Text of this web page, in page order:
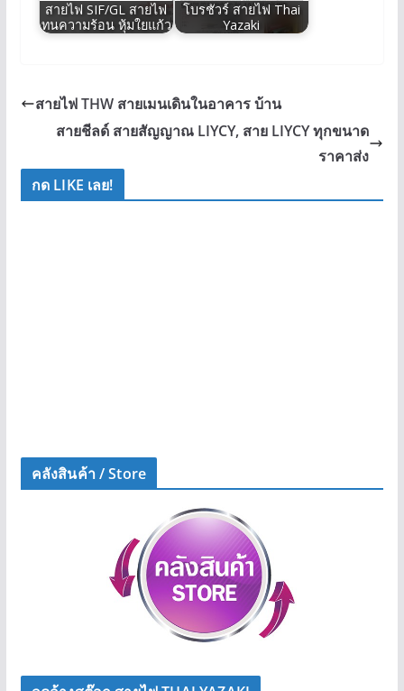
สายไฟ SIF/GL สายไฟ
ทนความร้อน หุ้มใยแก้ว
โบรชัวร์ สายไฟ Thai
Yazaki
สายไฟ THW สายเมนเดินในอาคาร บ้าน
สายชีลด์ สายสัญญาณ LIYCY, สาย LIYCY ทุกขนาด
ราคาส่ง
กด LIKE เลย!
คลังสินค้า / Store